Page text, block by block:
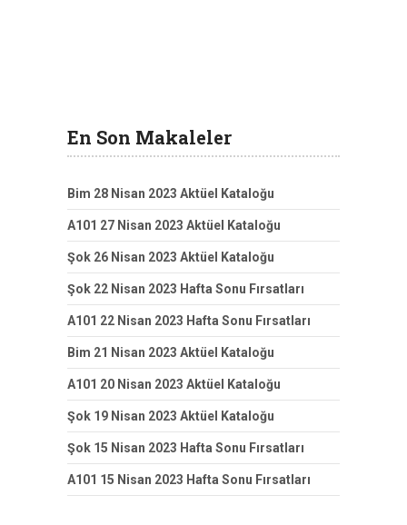
En Son Makaleler
Bim 28 Nisan 2023 Aktüel Kataloğu
A101 27 Nisan 2023 Aktüel Kataloğu
Şok 26 Nisan 2023 Aktüel Kataloğu
Şok 22 Nisan 2023 Hafta Sonu Fırsatları
A101 22 Nisan 2023 Hafta Sonu Fırsatları
Bim 21 Nisan 2023 Aktüel Kataloğu
A101 20 Nisan 2023 Aktüel Kataloğu
Şok 19 Nisan 2023 Aktüel Kataloğu
Şok 15 Nisan 2023 Hafta Sonu Fırsatları
A101 15 Nisan 2023 Hafta Sonu Fırsatları